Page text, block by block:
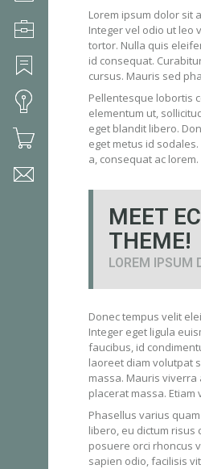
Lorem ipsum dolor sit
Integer vel odio ut leo
tortor. Nulla quis
id consequat.
cursus. Mauris sed
Pellentesque lobortis
elementum ut,
eget blandit libero.
eget metus id
a, consequat ac lorem.
MEET
THEME!
LOREM IPSUM
Donec tempus velit
Integer eget ligula
faucibus, id
laoreet diam volutpat
massa. Mauris viverra
placerat massa. Etiam
Phasellus varius
libero, eu dictum risus
posuere orci rhoncus
sapien odio, facilisis